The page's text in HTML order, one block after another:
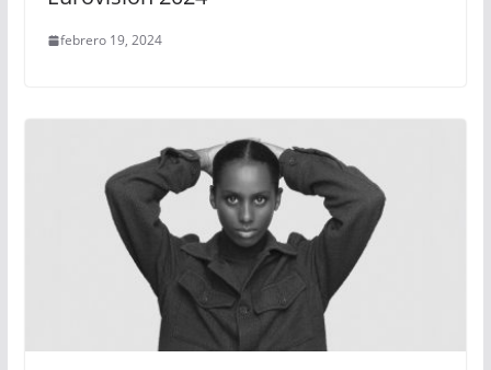
febrero 19, 2024